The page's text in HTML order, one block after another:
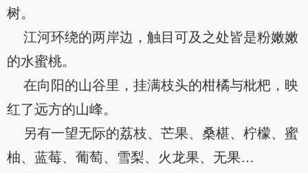
树。
江河环绕的两岸边，触目可及之处皆是粉嫩嫩
的水蜜桃。
在向阳的山谷里，挂满枝头的柑橘与枇杷，映
红了远方的山峰。
另有一望无际的荔枝、芒果、桑椹、柠檬、蜜
柚、蓝莓、葡萄、雪梨、火龙果、无果…